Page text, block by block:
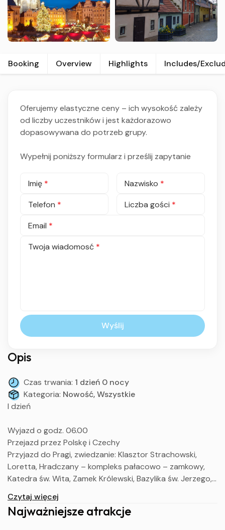
Booking Overview Highlights Includes/
Opis
Czas trwania: 1 dzień 0 nocy
Kategoria: Nowość, Wszystkie
I dzień
Wyjazd o godz. 06.00
Przejazd przez Polskę i Czechy
Przyjazd do Pragi, zwiedzanie: Klasztor Strachowski,
Loretta, Hradczany – kompleks pałacowo – zamkowy,
Katedra św. Wita, Zamek Królewski, Bazylika św. Jerzego,
Przejście przez Most Karola na Stare Miasto
Czas wolny na jarmarku bożonarodzeniowym
Czytaj więcej
Najważniejsze atrakcje
Oferujemy elastyczne ceny – ich wysokość zależy
od liczby uczestników i jest każdorazowo
dopasowywana do potrzeb grupy.
Wypełnij poniższy formularz i prześlij zapytanie
Imię * Nazwisko *
Telefon * Liczba gości *
Email *
Twoja wiadomosć *
Wyślij